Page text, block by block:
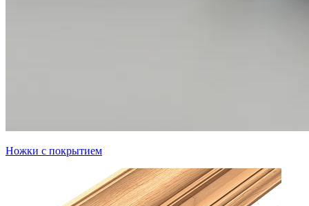
Ножки с покрытием